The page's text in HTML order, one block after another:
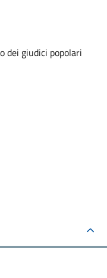
dei giudici popolari